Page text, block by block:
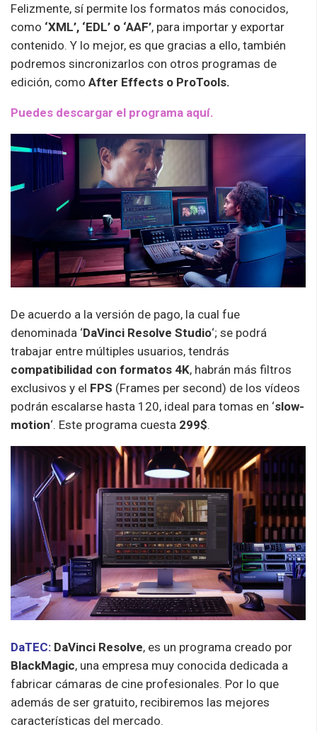
Felizmente, sí permite los formatos más conocidos,
como ‘XML’, ‘EDL’ o ‘AAF’, para importar y exportar
contenido. Y lo mejor, es que gracias a ello, también
podremos sincronizarlos con otros programas de
edición, como After Effects o ProTools.
Puedes descargar el programa aquí.
De acuerdo a la versión de pago, la cual fue
denominada ‘DaVinci Resolve Studio‘; se podrá
trabajar entre múltiples usuarios, tendrás
compatibilidad con formatos 4K, habrán más filtros
exclusivos y el FPS (Frames per second) de los vídeos
podrán escalarse hasta 120, ideal para tomas en ‘slow-
motion‘. Este programa cuesta 299$.
DaTEC: DaVinci Resolve, es un programa creado por
BlackMagic, una empresa muy conocida dedicada a
fabricar cámaras de cine profesionales. Por lo que
además de ser gratuito, recibiremos las mejores
características del mercado.